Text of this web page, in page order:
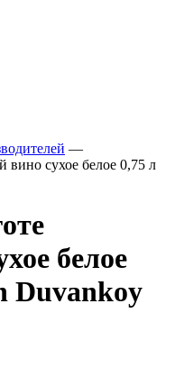
—
сухое белое 0,75 л
белое
Duvankoy